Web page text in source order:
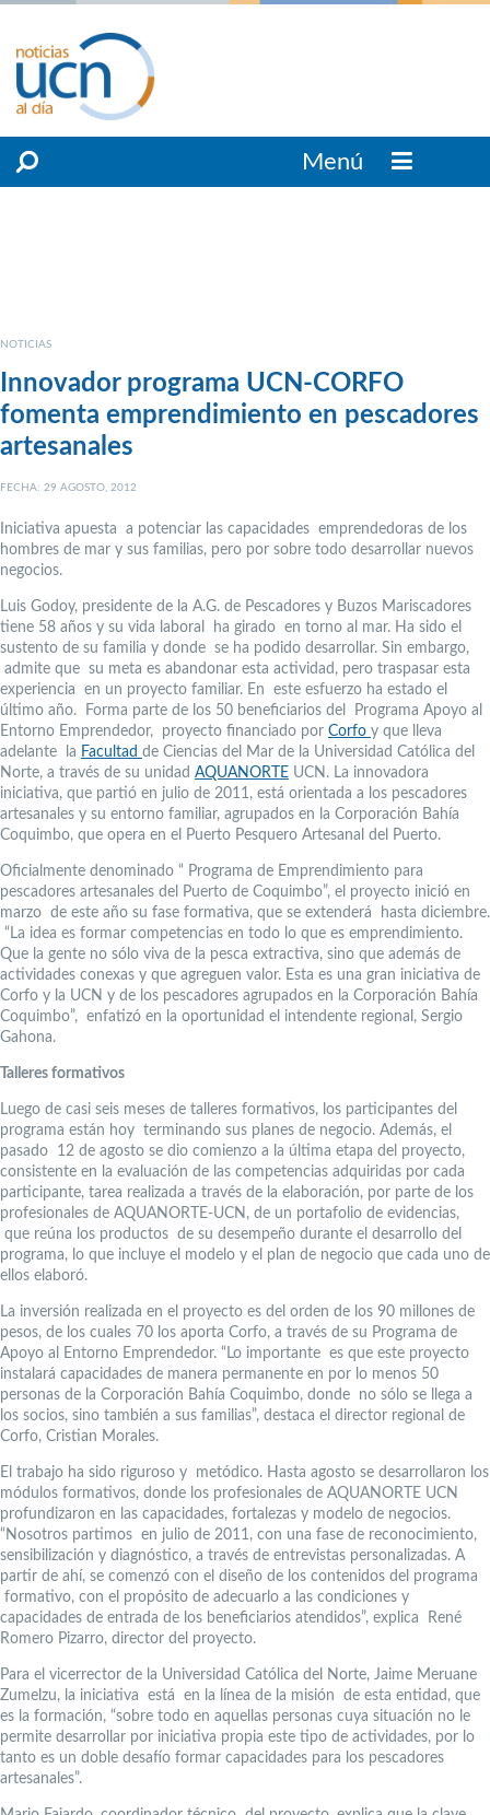
Menú
NOTICIAS
Innovador programa UCN-CORFO
fomenta emprendimiento en pescadores
artesanales
FECHA: 29 AGOSTO, 2012
Iniciativa apuesta a potenciar las capacidades emprendedoras de los
hombres de mar y sus familias, pero por sobre todo desarrollar nuevos
negocios.
Luis Godoy, presidente de la A.G. de Pescadores y Buzos Mariscadores
tiene 58 años y su vida laboral ha girado en torno al mar. Ha sido el
sustento de su familia y donde se ha podido desarrollar. Sin embargo,
admite que su meta es abandonar esta actividad, pero traspasar esta
experiencia en un proyecto familiar. En este esfuerzo ha estado el
último año. Forma parte de los 50 beneficiarios del Programa Apoyo al
Entorno Emprendedor, proyecto financiado por Corfo y que lleva
adelante la Facultad de Ciencias del Mar de la Universidad Católica del
Norte, a través de su unidad AQUANORTE UCN. La innovadora
iniciativa, que partió en julio de 2011, está orientada a los pescadores
artesanales y su entorno familiar, agrupados en la Corporación Bahía
Coquimbo, que opera en el Puerto Pesquero Artesanal del Puerto.
Oficialmente denominado “ Programa de Emprendimiento para
pescadores artesanales del Puerto de Coquimbo”, el proyecto inició en
marzo de este año su fase formativa, que se extenderá hasta diciembre.
“La idea es formar competencias en todo lo que es emprendimiento.
Que la gente no sólo viva de la pesca extractiva, sino que además de
actividades conexas y que agreguen valor. Esta es una gran iniciativa de
Corfo y la UCN y de los pescadores agrupados en la Corporación Bahía
Coquimbo”, enfatizó en la oportunidad el intendente regional, Sergio
Gahona.
Talleres formativos
Luego de casi seis meses de talleres formativos, los participantes del
programa están hoy terminando sus planes de negocio. Además, el
pasado 12 de agosto se dio comienzo a la última etapa del proyecto,
consistente en la evaluación de las competencias adquiridas por cada
participante, tarea realizada a través de la elaboración, por parte de los
profesionales de AQUANORTE-UCN, de un portafolio de evidencias,
que reúna los productos de su desempeño durante el desarrollo del
programa, lo que incluye el modelo y el plan de negocio que cada uno de
ellos elaboró.
La inversión realizada en el proyecto es del orden de los 90 millones de
pesos, de los cuales 70 los aporta Corfo, a través de su Programa de
Apoyo al Entorno Emprendedor. “Lo importante es que este proyecto
instalará capacidades de manera permanente en por lo menos 50
personas de la Corporación Bahía Coquimbo, donde no sólo se llega a
los socios, sino también a sus familias”, destaca el director regional de
Corfo, Cristian Morales.
El trabajo ha sido riguroso y metódico. Hasta agosto se desarrollaron los
módulos formativos, donde los profesionales de AQUANORTE UCN
profundizaron en las capacidades, fortalezas y modelo de negocios.
“Nosotros partimos en julio de 2011, con una fase de reconocimiento,
sensibilización y diagnóstico, a través de entrevistas personalizadas. A
partir de ahí, se comenzó con el diseño de los contenidos del programa
formativo, con el propósito de adecuarlo a las condiciones y
capacidades de entrada de los beneficiarios atendidos”, explica René
Romero Pizarro, director del proyecto.
Para el vicerrector de la Universidad Católica del Norte, Jaime Meruane
Zumelzu, la iniciativa está en la línea de la misión de esta entidad, que
es la formación, “sobre todo en aquellas personas cuya situación no le
permite desarrollar por iniciativa propia este tipo de actividades, por lo
tanto es un doble desafío formar capacidades para los pescadores
artesanales”.